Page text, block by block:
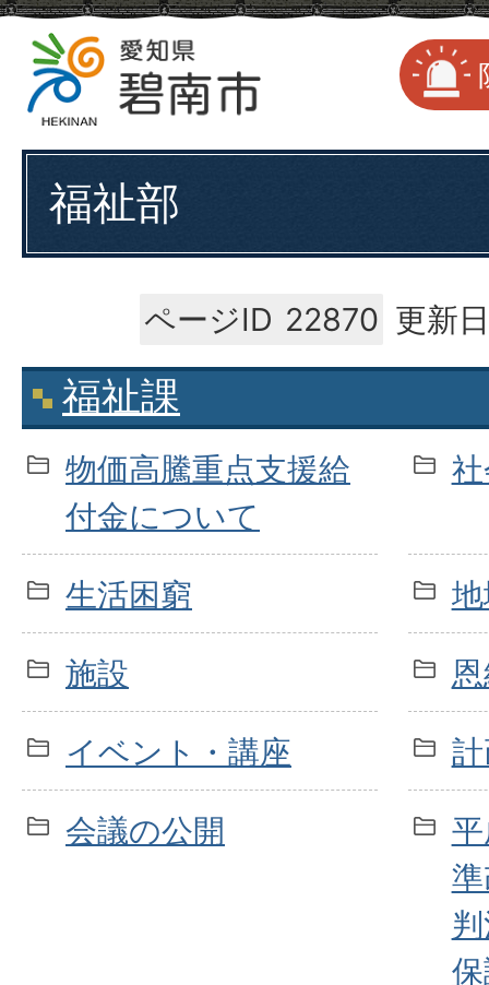
福祉部
ページID 22870 更新
福祉課
物価高騰重点支援給
付金について
生活困窮
施設
イベント・講座
会議の公開